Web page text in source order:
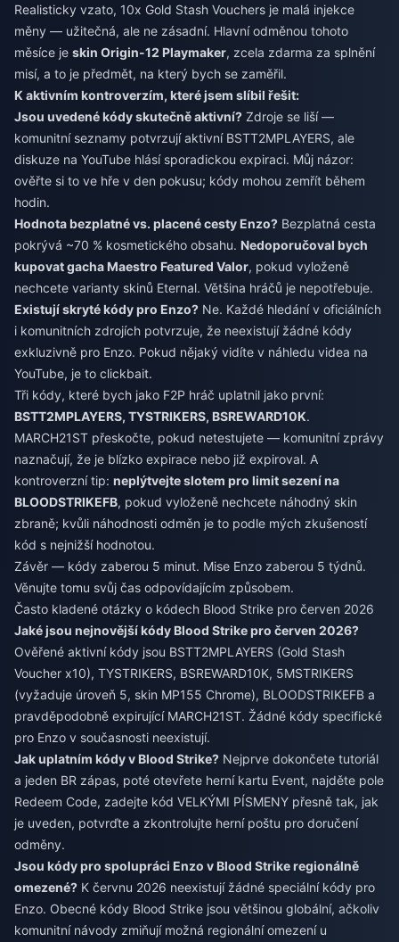
Realisticky vzato, 10x Gold Stash Vouchers je malá injekce
měny — užitečná, ale ne zásadní. Hlavní odměnou tohoto
měsíce je skin Origin-12 Playmaker, zcela zdarma za splnění
misí, a to je předmět, na který bych se zaměřil.
K aktivním kontroverzím, které jsem slíbil řešit:
Jsou uvedené kódy skutečně aktivní? Zdroje se liší —
komunitní seznamy potvrzují aktivní BSTT2MPLAYERS, ale
diskuze na YouTube hlásí sporadickou expiraci. Můj názor:
ověřte si to ve hře v den pokusu; kódy mohou zemřít během
hodin.
Hodnota bezplatné vs. placené cesty Enzo? Bezplatná cesta
pokrývá ~70 % kosmetického obsahu. Nedoporučoval bych
kupovat gacha Maestro Featured Valor, pokud vyloženě
nechcete varianty skinů Eternal. Většina hráčů je nepotřebuje.
Existují skryté kódy pro Enzo? Ne. Každé hledání v oficiálních
i komunitních zdrojích potvrzuje, že neexistují žádné kódy
exkluzivně pro Enzo. Pokud nějaký vidíte v náhledu videa na
YouTube, je to clickbait.
Tři kódy, které bych jako F2P hráč uplatnil jako první:
BSTT2MPLAYERS, TYSTRIKERS, BSREWARD10K.
MARCH21ST přeskočte, pokud netestujete — komunitní zprávy
naznačují, že je blízko expirace nebo již expiroval. A
kontroverzní tip: neplýtvejte slotem pro limit sezení na
BLOODSTRIKEFB, pokud vyloženě nechcete náhodný skin
zbraně; kvůli náhodnosti odměn je to podle mých zkušeností
kód s nejnižší hodnotou.
Závěr — kódy zaberou 5 minut. Mise Enzo zaberou 5 týdnů.
Věnujte tomu svůj čas odpovídajícím způsobem.
Často kladené otázky o kódech Blood Strike pro červen 2026
Jaké jsou nejnovější kódy Blood Strike pro červen 2026?
Ověřené aktivní kódy jsou BSTT2MPLAYERS (Gold Stash
Voucher x10), TYSTRIKERS, BSREWARD10K, 5MSTRIKERS
(vyžaduje úroveň 5, skin MP155 Chrome), BLOODSTRIKEFB a
pravděpodobně expirující MARCH21ST. Žádné kódy specifické
pro Enzo v současnosti neexistují.
Jak uplatním kódy v Blood Strike? Nejprve dokončete tutoriál
a jeden BR zápas, poté otevřete herní kartu Event, najděte pole
Redeem Code, zadejte kód VELKÝMI PÍSMENY přesně tak, jak
je uveden, potvrďte a zkontrolujte herní poštu pro doručení
odměny.
Jsou kódy pro spolupráci Enzo v Blood Strike regionálně
omezené? K červnu 2026 neexistují žádné speciální kódy pro
Enzo. Obecné kódy Blood Strike jsou většinou globální, ačkoliv
komunitní návody zmiňují možná regionální omezení u